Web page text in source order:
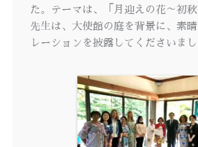
た。テーマは、「月迎えの花～初
先生は、大使館の庭を背景に、素
レーションを披露してくださいまし